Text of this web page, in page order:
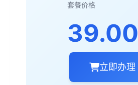
套餐价格
39.00
立即办理